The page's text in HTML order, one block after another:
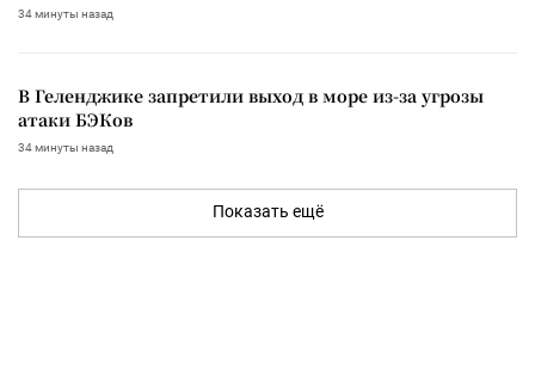
34 минуты назад
В Геленджике запретили выход в море из-за угрозы
атаки БЭКов
34 минуты назад
Показать ещё